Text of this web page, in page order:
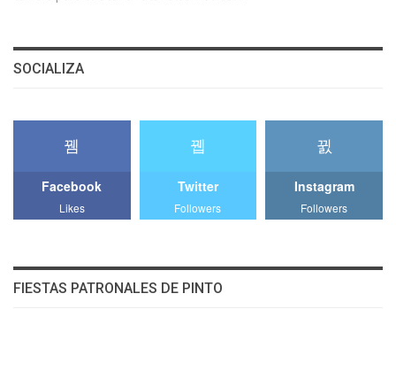
SOCIALIZA
Facebook
Likes
Twitter
Followers
Instagram
Followers
FIESTAS PATRONALES DE PINTO